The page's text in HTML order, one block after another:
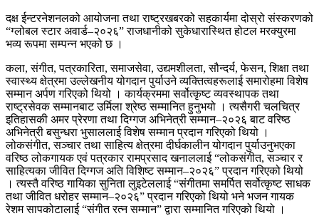
दक्ष ईन्टरनेशनलको आयोजना तथा राष्ट्रखबरको सहकार्यमा दोस्रो संस्करणको
“ग्लोबल स्टार अवार्ड–२०२६” राजधानीको सुकेधारास्थित होटल मरक्युरमा
भव्य रूपमा सम्पन्न भएको छ ।
कला, संगीत, पत्रकारिता, समाजसेवा, उद्यमशीलता, सौन्दर्य, फेसन, शिक्षा तथा
स्वास्थ्य क्षेत्रमा उल्लेखनीय योगदान पुर्याउने व्यक्तित्वहरूलाई समारोहमा विशेष
सम्मान अर्पण गरिएको थियो । कार्यक्रममा सर्वोत्कृष्ट व्यवस्थापक तथा
राष्ट्रसेवक सम्मानबाट उर्मिला श्रेष्ठ सम्मानित हुनुभयो । त्यसैगरी चलचित्र
इतिहासकी अमर प्रेरणा तथा दिग्गज अभिनेत्री सम्मान–२०२६ बाट वरिष्ठ
अभिनेत्री बसुन्धरा भुसाललाई विशेष सम्मान प्रदान गरिएको थियो ।
लोकसंगीत, सञ्चार तथा साहित्य क्षेत्रमा दीर्घकालीन योगदान पुर्याउनुभएका
वरिष्ठ लोकगायक एवं पत्रकार रामप्रसाद खनाललाई “लोकसंगीत, सञ्चार र
साहित्यका जीवित दिग्गज अति विशिष्ट सम्मान–२०२६” प्रदान गरिएको थियो
। त्यस्तै वरिष्ठ गायिका सुनिता लुइटेललाई “संगीतमा समर्पित सर्वोत्कृष्ट साधक
तथा जीवित धरोहर सम्मान–२०२६” प्रदान गरिएको थियो भने भजन गायक
रेशम सापकोटालाई “संगीत रत्न सम्मान” द्वारा सम्मानित गरिएको थियो ।